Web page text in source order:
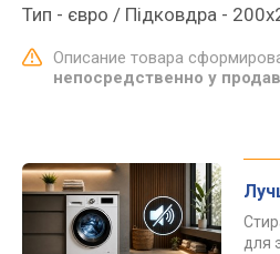
Тип - євро / Підковдра -
Описание товара
непосредственно у
для